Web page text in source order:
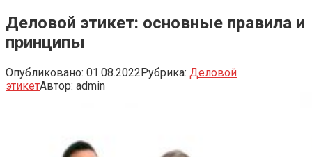
Деловой этикет: основные правила и
принципы
Опубликовано: 01.08.2022Рубрика: Деловой
этикетАвтор: admin